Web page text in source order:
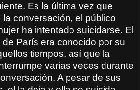
Es la última vez que
la conversación, el público
ha intentado suicidarse. El
París era conocido por su
tiempos, así que la
varias veces durante
A pesar de sus